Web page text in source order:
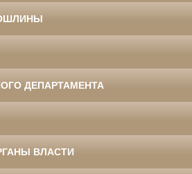
ДЕПАРТАМЕНТА
ВЛАСТИ